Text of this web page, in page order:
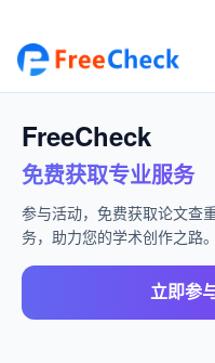
FreeCheck
免费获取专业服务
参与活动，免费获取论文查
务，助力您的学术创作之路。
立即参